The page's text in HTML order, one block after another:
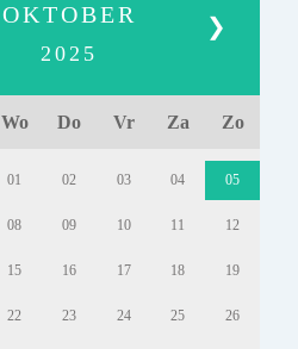
❯
OKTOBER
2025
Wo Do Vr Za Zo
01 02 03 04 05
08 09 10 11 12
15 16 17 18 19
22 23 24 25 26